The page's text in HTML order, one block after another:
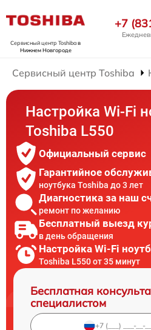
Сервисный центр Toshibaв
Нижнем Новгороде
+7
Сервисный центр Toshiba
Настройка Wi-Fi
Toshiba L550
Официальный сервис
Гарантийное
ноутбука Toshiba до 3 лет
Диагностика за наш
ремонт по желанию
Бесплатный выезд
в день обращения
Настройка Wi-Fi
Toshiba L550 от 35 минут
Бесплатная
специалистом